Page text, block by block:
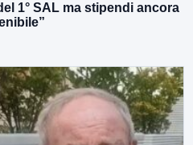
1° SAL ma stipendi ancora